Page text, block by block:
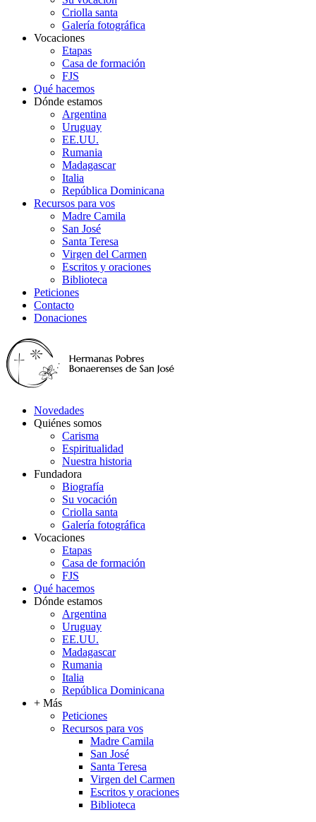
Criolla santa
Galería fotográfica
Vocaciones
Etapas
Casa de formación
FJS
Qué hacemos
Dónde estamos
Argentina
Uruguay
EE.UU.
Rumania
Madagascar
Italia
República Dominicana
Recursos para vos
Madre Camila
San José
Santa Teresa
Virgen del Carmen
Escritos y oraciones
Biblioteca
Peticiones
Contacto
Donaciones
Novedades
Quiénes somos
Carisma
Espiritualidad
Nuestra historia
Fundadora
Biografía
Su vocación
Criolla santa
Galería fotográfica
Vocaciones
Etapas
Casa de formación
FJS
Qué hacemos
Dónde estamos
Argentina
Uruguay
EE.UU.
Madagascar
Rumania
Italia
República Dominicana
+ Más
Peticiones
Recursos para vos
Madre Camila
San José
Santa Teresa
Virgen del Carmen
Escritos y oraciones
Biblioteca